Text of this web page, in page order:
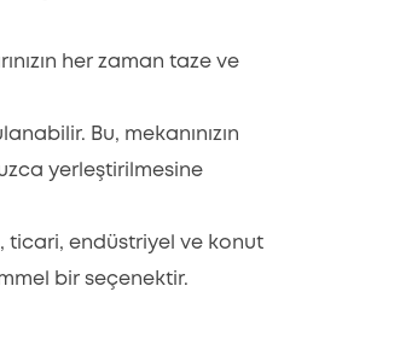
her zaman taze ve
Bu, mekanınızın
yerleştirilmesine
ticari, endüstriyel ve konut
bir seçenektir.